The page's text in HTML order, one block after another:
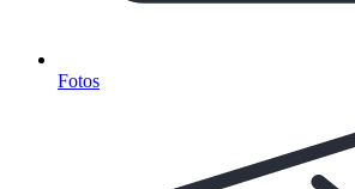
Fotos